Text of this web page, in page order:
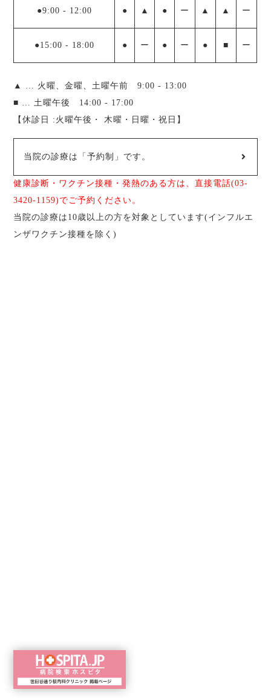
●9:00 - 12:00 ● ▲ ● ー ▲ ▲ ー
●15:00 - 18:00 ● ー ● ー ● ■ ー
▲ … 火曜、金曜、土曜午前 9:00 - 13:00
■ … 土曜午後 14:00 - 17:00
【休診日 :火曜午後・ 木曜・日曜・祝日】
当院の診療は「予約制」です。
健康診断・ワクチン接種・発熱のある方は、直接電話(03-
3420-1159)でご予約ください。
当院の診療は10歳以上の方を対象としています(インフルエ
ンザワクチン接種を除く)